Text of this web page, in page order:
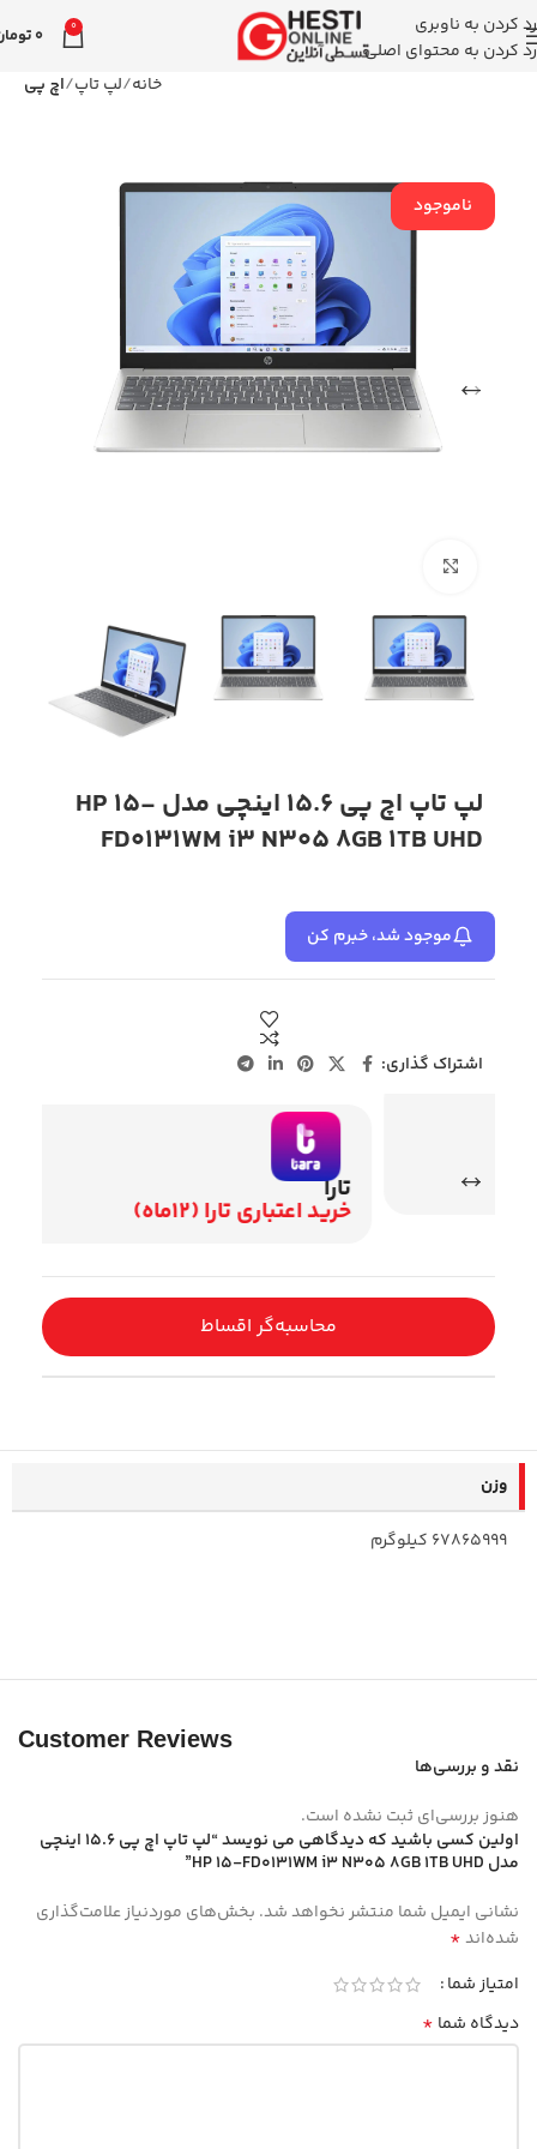
رد کردن به ناوبری
رد کردن به محتوای اصلی
0
0
خانه لپ تاپ اچ پی
ناموجود
لپ تاپ اچ پی 15.6 اینچی مدل HP 15-
FD0131WM i3 N305 8GB 1TB UHD
موجود شد، خبرم کن
اشتراک گذاری:
تارا
خرید اعتباری تارا (12ماه)
محاسبه‌گر اقساط
وزن
67865999 کیلوگرم
Customer Reviews
نقد و بررسی‌ها
هنوز بررسی‌ای ثبت نشده است.
اولین کسی باشید که دیدگاهی می نویسد “لپ تاپ اچ پی 15.6 اینچی
مدل HP 15-FD0131WM i3 N305 8GB 1TB UHD”
نشانی ایمیل شما منتشر نخواهد شد. بخش‌های موردنیاز علامت‌گذاری
شده‌اند*
امتیاز شما
دیدگاه شما *